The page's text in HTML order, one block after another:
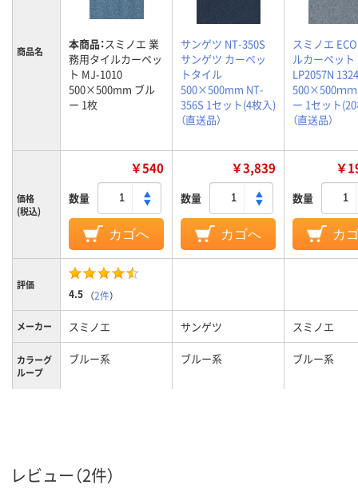
商品名 本商品：スミノエ 業
務用タイルカーペッ
ト MJ-1010
500×500mm ブル
ー 1枚
サンゲツ NT-350S
サンゲツ カーペッ
トタイル
500×500mm NT-
356S 1セット(4枚入)
（直送品）
スミノエ
ルカーペット
LP2057N
500×500ｍ
ー 1セット
（直送品）
価格
(税込)
￥540
数量
カゴへ
￥3,839
数量
カゴへ
￥
数量
カ
評価
4.5 （2件）
メーカー スミノエ サンゲツ スミノエ
カラーグ
ループ
ブルー系 ブルー系 ブルー系
レビュー（2件）